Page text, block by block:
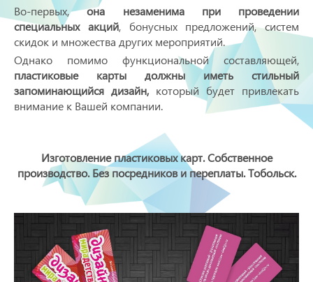
Во-первых,она незаменима при проведении
специальных акций, бонусных предложений, систем
скидок и множества других мероприятий.
Однако помимо функциональной составляющей,
пластиковые карты должны иметь стильный
запоминающийся дизайн, который будет привлекать
внимание к Вашей компании.
Изготовление пластиковых карт. Собственное
производство. Без посредников и переплаты. Тобольск.